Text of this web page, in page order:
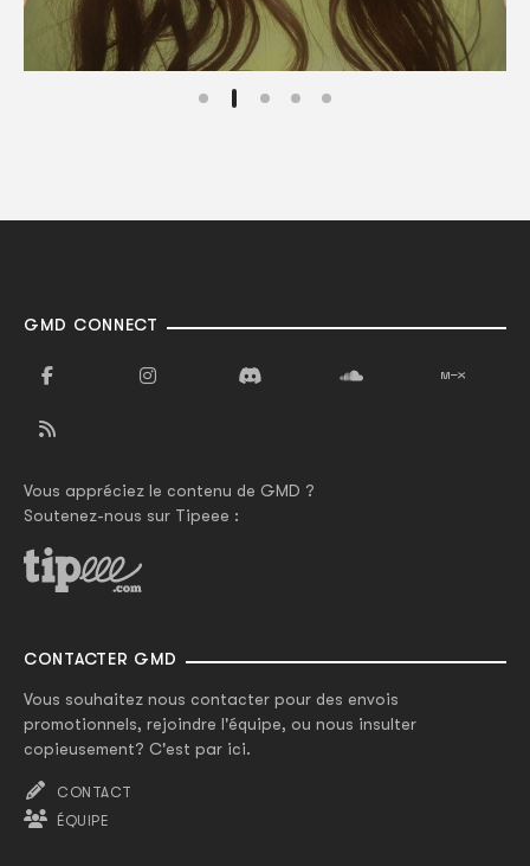
GMD CONNECT
Vous appréciez le contenu de GMD ?
Soutenez-nous sur Tipeee :
CONTACTER GMD
Vous souhaitez nous contacter pour des envois
promotionnels, rejoindre l'équipe, ou nous insulter
copieusement? C'est par ici.
CONTACT
ÉQUIPE